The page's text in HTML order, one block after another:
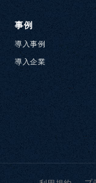
事例
導入事例
導入企業